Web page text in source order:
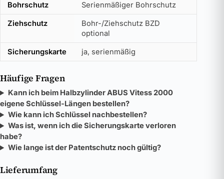
Bohrschutz Serienmäßiger Bohrschutz
Ziehschutz
Bohr-/Ziehschutz BZD
optional
Sicherungskarte ja, serienmäßig
Häufige Fragen
Kann ich beim Halbzylinder ABUS Vitess 2000
eigene Schlüssel-Längen bestellen?
Wie kann ich Schlüssel nachbestellen?
Was ist, wenn ich die Sicherungskarte verloren
habe?
Wie lange ist der Patentschutz noch gültig?
Lieferumfang